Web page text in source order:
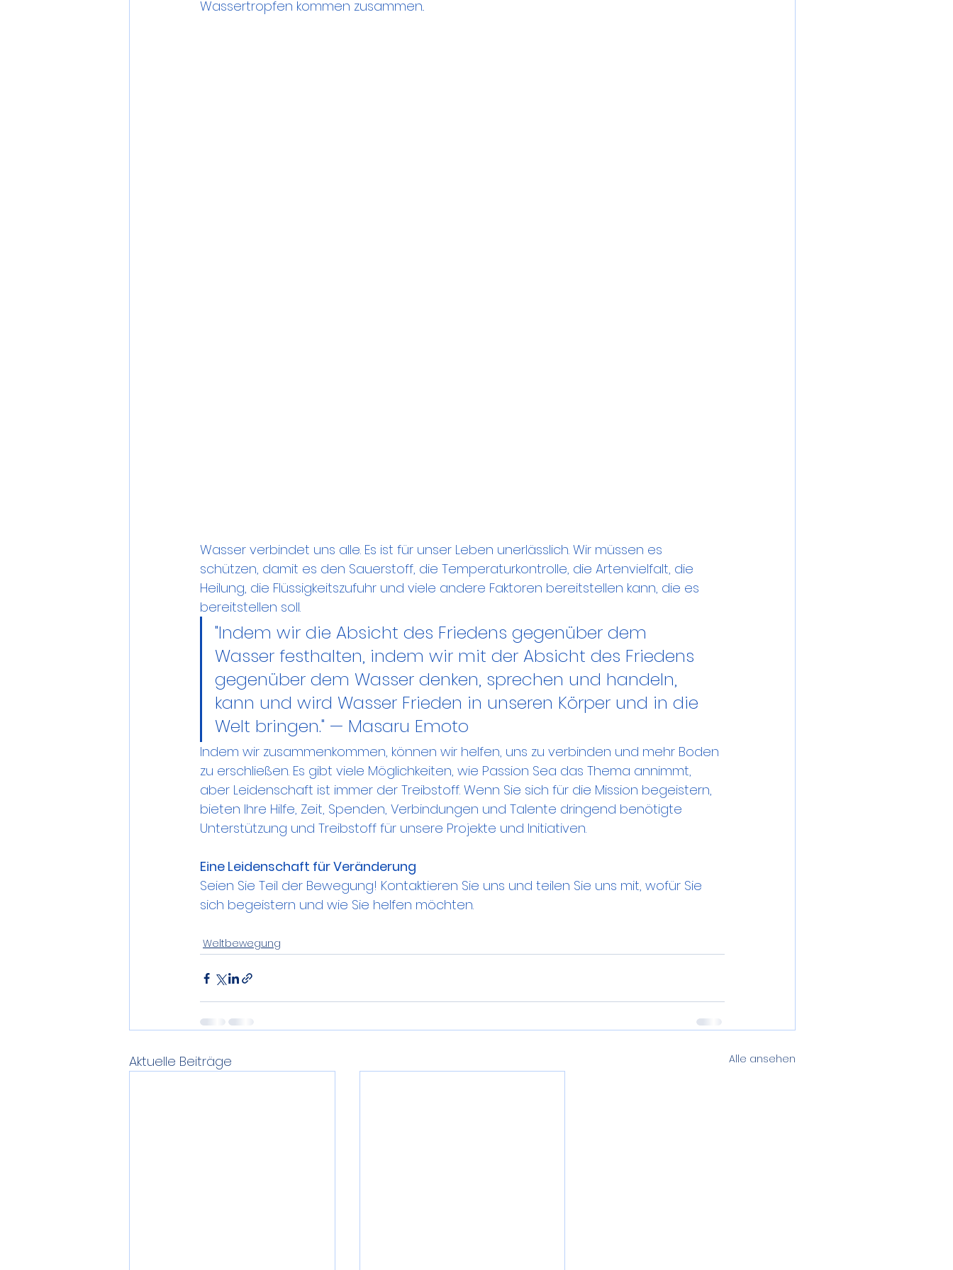
Wassertropfen kommen zusammen..
Wasser verbindet uns alle. Es ist für unser Leben unerlässlich. Wir müssen es
schützen, damit es den Sauerstoff, die Temperaturkontrolle, die Artenvielfalt, die
Heilung, die Flüssigkeitszufuhr und viele andere Faktoren bereitstellen kann, die es
bereitstellen soll.
"Indem wir die Absicht des Friedens gegenüber dem
Wasser festhalten, indem wir mit der Absicht des Friedens
gegenüber dem Wasser denken, sprechen und handeln,
kann und wird Wasser Frieden in unseren Körper und in die
Welt bringen." — Masaru Emoto
Indem wir zusammenkommen, können wir helfen, uns zu verbinden und mehr Boden
zu erschließen. Es gibt viele Möglichkeiten, wie Passion Sea das Thema annimmt,
aber Leidenschaft ist immer der Treibstoff. Wenn Sie sich für die Mission begeistern,
bieten Ihre Hilfe, Zeit, Spenden, Verbindungen und Talente dringend benötigte
Unterstützung und Treibstoff für unsere Projekte und Initiativen.
Eine Leidenschaft für Veränderung
Seien Sie Teil der Bewegung! Kontaktieren Sie uns und teilen Sie uns mit, wofür Sie
sich begeistern und wie Sie helfen möchten.
Weltbewegung
Aktuelle Beiträge Alle ansehen